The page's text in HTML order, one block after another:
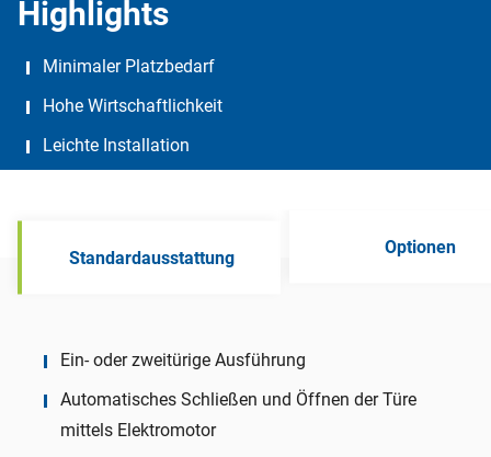
Highlights
Minimaler Platzbedarf
Hohe Wirtschaftlichkeit
Leichte Installation
Standardausstattung
Optionen
Ein- oder zweitürige Ausführung
Automatisches Schließen und Öffnen der Türe
mittels Elektromotor